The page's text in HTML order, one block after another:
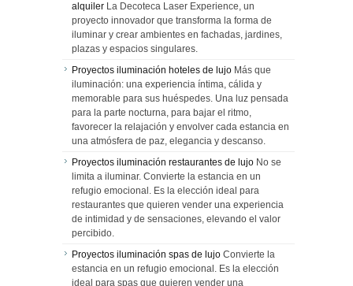
alquiler La Decoteca Laser Experience, un
proyecto innovador que transforma la forma de
iluminar y crear ambientes en fachadas, jardines,
plazas y espacios singulares.
Proyectos iluminación hoteles de lujo Más que
iluminación: una experiencia íntima, cálida y
memorable para sus huéspedes. Una luz pensada
para la parte nocturna, para bajar el ritmo,
favorecer la relajación y envolver cada estancia en
una atmósfera de paz, elegancia y descanso.
Proyectos iluminación restaurantes de lujo No se
limita a iluminar. Convierte la estancia en un
refugio emocional. Es la elección ideal para
restaurantes que quieren vender una experiencia
de intimidad y de sensaciones, elevando el valor
percibido.
Proyectos iluminación spas de lujo Convierte la
estancia en un refugio emocional. Es la elección
ideal para spas que quieren vender una